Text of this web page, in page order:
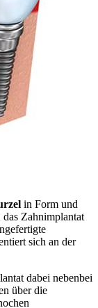
in Form und
Zahnimplantat
sich an der
dabei nebenbei
über die